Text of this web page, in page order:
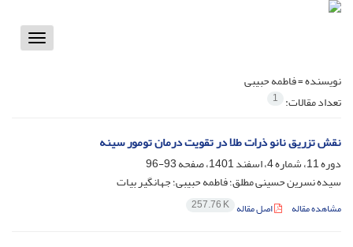
Toggle
نویسنده =فاطمه حبیبی
تعداد مقالات: 1
نقش تزریق نانو ذرات طلا در تقویت درمان تومور سینه
دوره 11، شماره 4، اسفند 1401، صفحه
93-96
سیده نسرین حسینی مطلق؛ فاطمه حبیبی؛ جهانگیر بیات
مشاهده مقاله اصل مقاله 257.76 K